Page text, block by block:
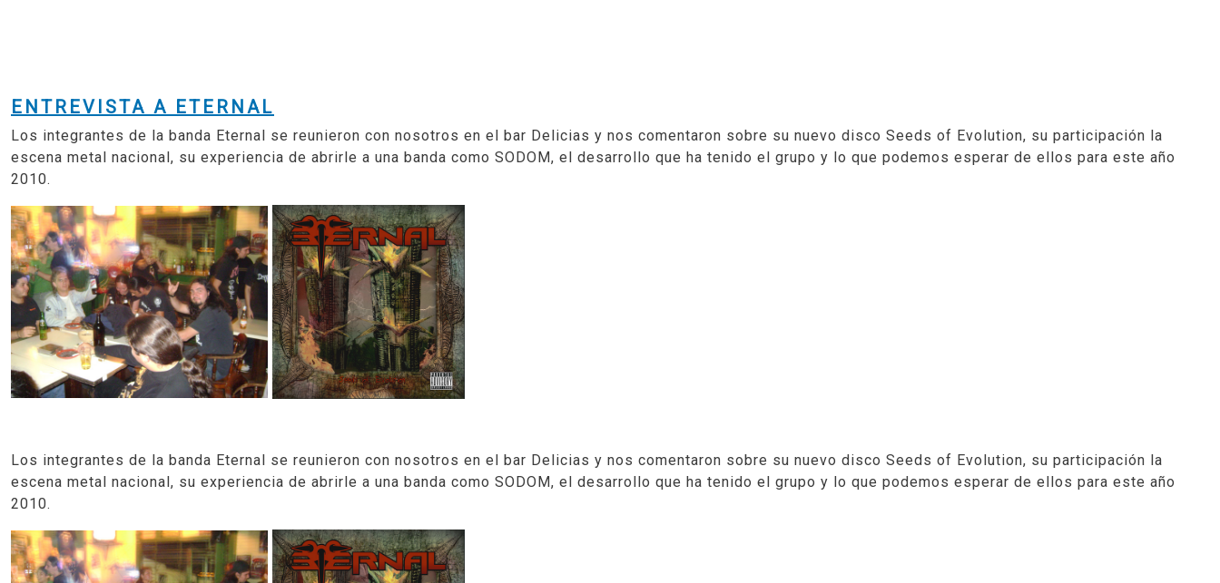
ENTREVISTA A ETERNAL
Los integrantes de la banda Eternal se reunieron con nosotros en el bar Delicias y nos comentaron sobre su nuevo disco Seeds of Evolution, su participación la
escena metal nacional, su experiencia de abrirle a una banda como SODOM, el desarrollo que ha tenido el grupo y lo que podemos esperar de ellos para este año
2010.
Los integrantes de la banda Eternal se reunieron con nosotros en el bar Delicias y nos comentaron sobre su nuevo disco Seeds of Evolution, su participación la
escena metal nacional, su experiencia de abrirle a una banda como SODOM, el desarrollo que ha tenido el grupo y lo que podemos esperar de ellos para este año
2010.